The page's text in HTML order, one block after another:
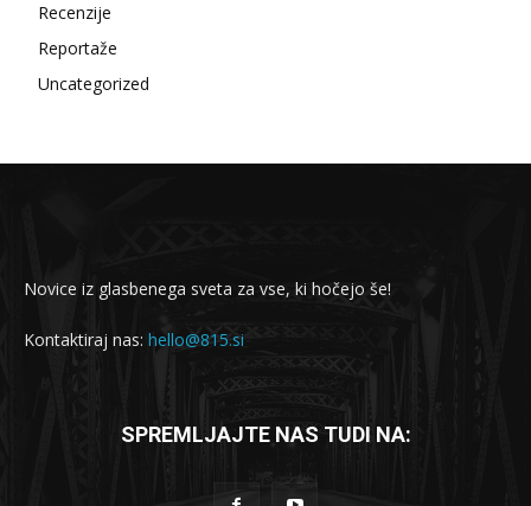
Recenzije
Reportaže
Uncategorized
Novice iz glasbenega sveta za vse, ki hočejo še!
Kontaktiraj nas: hello@815.si
SPREMLJAJTE NAS TUDI NA: